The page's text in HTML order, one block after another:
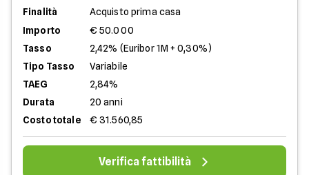
Finalità
Acquisto prima casa
Importo
€ 50.000
Tasso
2,42% (Euribor 1M + 0,30%)
Tipo Tasso
Variabile
TAEG
2,84%
Durata
20 anni
Costo totale
€ 31.560,85
Verifica fattibilità